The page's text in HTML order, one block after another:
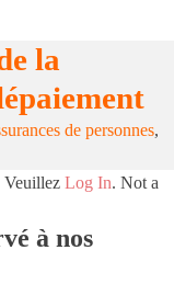
la
de personnes,
Veuillez Log In. Not a
à nos